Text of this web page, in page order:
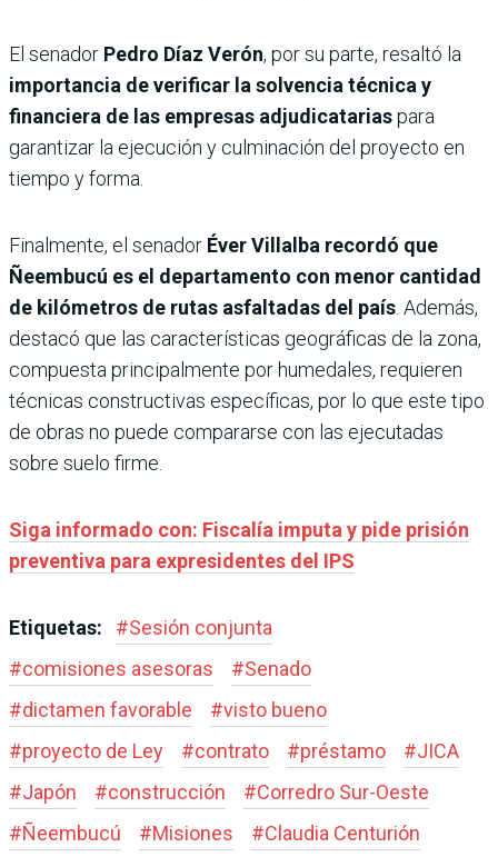
El senador Pedro Díaz Verón, por su parte, resaltó la
importancia de verificar la solvencia técnica y
financiera de las empresas adjudicatariaspara
garantizar la ejecución y culminación del proyecto en
tiempo y forma.
Finalmente, el senador Éver Villalba recordó que
Ñeembucú es el departamento con menor cantidad
de kilómetros de rutas asfaltadas del país . Además,
destacó que las características geográficas de la zona,
compuesta principalmente por humedales, requieren
técnicas constructivas específicas, por lo que este tipo
de obras no puede compararse con las ejecutadas
sobre suelo firme.
Siga informado con: Fiscalía imputa y pide prisión
preventiva para expresidentes del IPS
Etiquetas: #Sesión conjunta
#comisiones asesoras #Senado
#dictamen favorable #visto bueno
#proyecto de Ley #contrato #préstamo #JICA
#Japón #construcción #Corredro Sur-Oeste
#Ñeembucú #Misiones #Claudia Centurión